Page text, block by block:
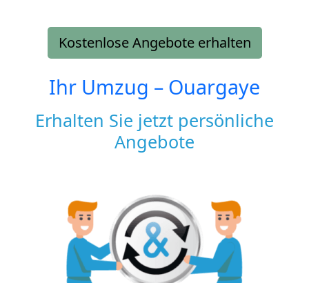
Kostenlose Angebote erhalten
Ihr Umzug – Ouargaye
Erhalten Sie jetzt persönliche
Angebote